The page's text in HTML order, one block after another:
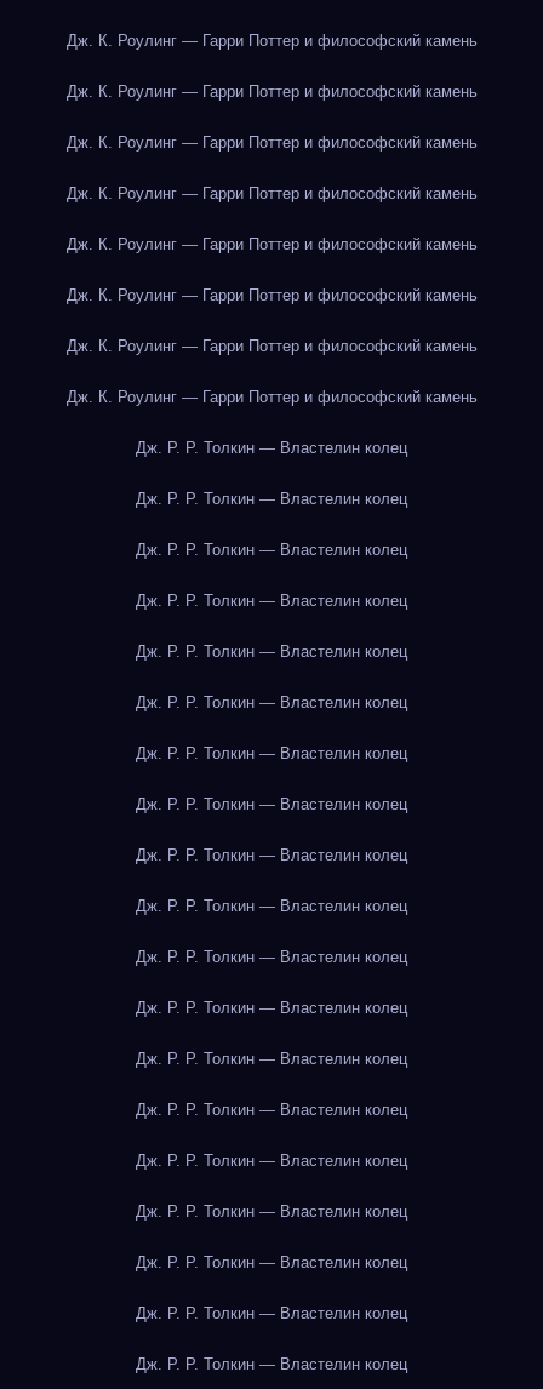
Дж. К. Роулинг — Гарри Поттер и философский камень
Дж. К. Роулинг — Гарри Поттер и философский камень
Дж. К. Роулинг — Гарри Поттер и философский камень
Дж. К. Роулинг — Гарри Поттер и философский камень
Дж. К. Роулинг — Гарри Поттер и философский камень
Дж. К. Роулинг — Гарри Поттер и философский камень
Дж. К. Роулинг — Гарри Поттер и философский камень
Дж. К. Роулинг — Гарри Поттер и философский камень
Дж. Р. Р. Толкин — Властелин колец
Дж. Р. Р. Толкин — Властелин колец
Дж. Р. Р. Толкин — Властелин колец
Дж. Р. Р. Толкин — Властелин колец
Дж. Р. Р. Толкин — Властелин колец
Дж. Р. Р. Толкин — Властелин колец
Дж. Р. Р. Толкин — Властелин колец
Дж. Р. Р. Толкин — Властелин колец
Дж. Р. Р. Толкин — Властелин колец
Дж. Р. Р. Толкин — Властелин колец
Дж. Р. Р. Толкин — Властелин колец
Дж. Р. Р. Толкин — Властелин колец
Дж. Р. Р. Толкин — Властелин колец
Дж. Р. Р. Толкин — Властелин колец
Дж. Р. Р. Толкин — Властелин колец
Дж. Р. Р. Толкин — Властелин колец
Дж. Р. Р. Толкин — Властелин колец
Дж. Р. Р. Толкин — Властелин колец
Дж. Р. Р. Толкин — Властелин колец